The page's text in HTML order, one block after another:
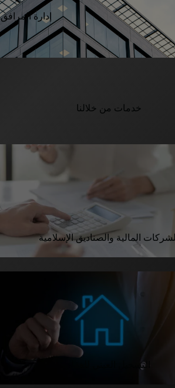
إدارة المرافق
خدمات من خلالنا
الشركات المالية والصناديق الإسلامية
التسجيل العيني للعقار